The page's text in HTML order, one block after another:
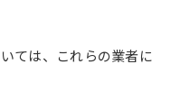
ては、これらの業者に